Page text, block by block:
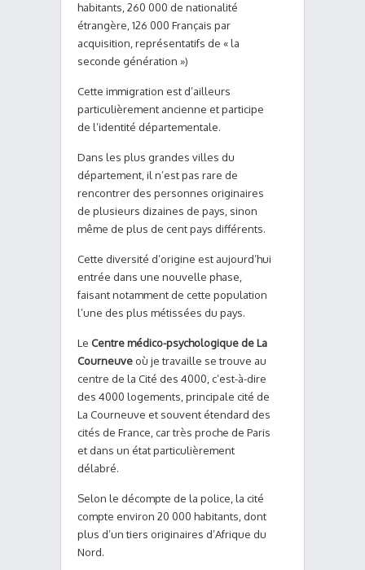
habitants, 260 000 de nationalité
étrangère, 126 000 Français par
acquisition, représentatifs de « la
seconde génération »)
Cette immigration est d’ailleurs
particulièrement ancienne et participe
de l’identité départementale.
Dans les plus grandes villes du
département, il n’est pas rare de
rencontrer des personnes originaires
de plusieurs dizaines de pays, sinon
même de plus de cent pays différents.
Cette diversité d’origine est aujourd’hui
entrée dans une nouvelle phase,
faisant notamment de cette population
l’une des plus métissées du pays.
Le Centre médico-psychologique de La
Courneuve où je travaille se trouve au
centre de la Cité des 4000, c’est-à-dire
des 4000 logements, principale cité de
La Courneuve et souvent étendard des
cités de France, car très proche de Paris
et dans un état particulièrement
délabré.
Selon le décompte de la police, la cité
compte environ 20 000 habitants, dont
plus d’un tiers originaires d’Afrique du
Nord.